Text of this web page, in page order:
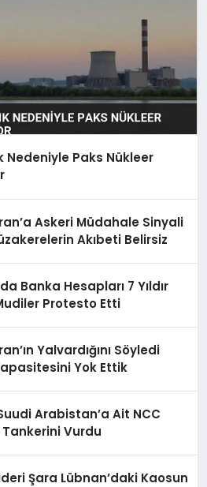
Nedeniyle Paks Nükleer
Askeri Müdahale Sinyali
Akıbeti Belirsiz
Banka Hesapları 7 Yıldır
Protesto Etti
Yalvardığını Söyledi
Yok Ettik
Arabistan’a Ait NCC
Tankerini Vurdu
Şara Lübnan’daki Kaosun